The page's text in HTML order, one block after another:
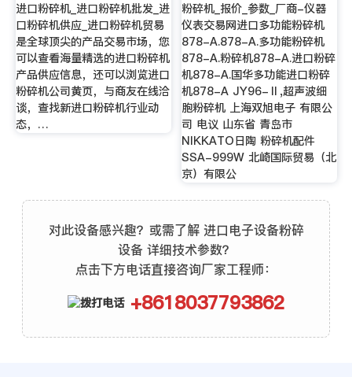
进口粉碎机_进口粉碎机批发_进
口粉碎机供应_进口粉碎机贸易
是全球顶尖的产品交易市场，您
可以查看海量精选的进口粉碎机
产品供应信息，还可以浏览进口
粉碎机公司黄页，与商友在线洽
谈，查找新进口粉碎机行业动
态，…
粉碎机_报价_参数_厂商-仪器
仪表交易网进口多功能粉碎机
878-A.878-A.多功能粉碎机
878-A.粉碎机878-A.进口粉碎
机878-A.国华多功能进口粉碎
机878-A JY96-Ⅱ,超声波细
胞粉碎机 上海双旭电子 有限公
司 电议 山东省 青岛市
NIKKATO日陶 粉碎机配件
SSA-999W 北崎国际贸易（北
京）有限公
对此设备感兴趣？或需了解 进口电子设备粉碎
设备 详细技术参数？
点击下方电话直接咨询厂家工程师：
+8618037793862